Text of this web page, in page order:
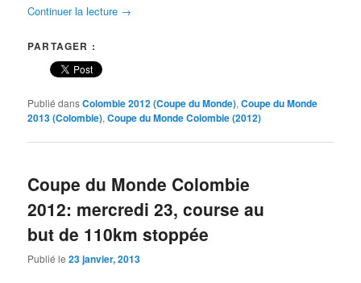
Continuer la lecture →
PARTAGER :
Publié dansColombie 2012 (Coupe du Monde),Coupe du Monde
2013 (Colombie),Coupe du Monde Colombie (2012)
Coupe du Monde Colombie
2012: mercredi 23, course au
but de 110km stoppée
Publié le23 janvier, 2013